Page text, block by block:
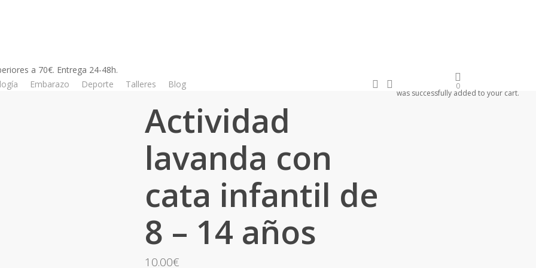
a 70€. Entrega 24-48h.
Embarazo Deporte Talleres Blog search 0
was successfully added to your cart.
lavanda con cata infantil de 8 – 14 años
Actividad
lavanda con
cata infantil de
8 – 14 años
10.00€